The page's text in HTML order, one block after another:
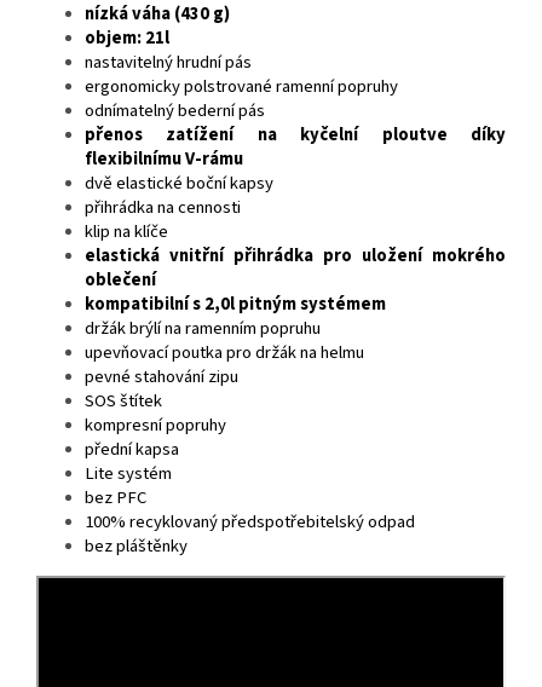
nízká váha (430 g)
objem: 21l
nastavitelný hrudní pás
ergonomicky polstrované ramenní popruhy
odnímatelný bederní pás
přenos zatížení na kyčelní ploutve díky
flexibilnímu V-rámu
dvě elastické boční kapsy
přihrádka na cennosti
klip na klíče
elastická vnitřní přihrádka pro uložení mokrého
oblečení
kompatibilní s 2,0l pitným systémem
držák brýlí na ramenním popruhu
upevňovací poutka pro držák na helmu
pevné stahování zipu
SOS štítek
kompresní popruhy
přední kapsa
Lite systém
bez PFC
100% recyklovaný předspotřebitelský odpad
bez pláštěnky